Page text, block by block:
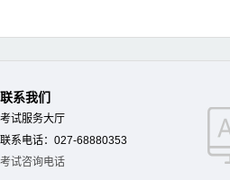
联系我们
考试服务大厅
联系电话：027-68880353
考试咨询电话